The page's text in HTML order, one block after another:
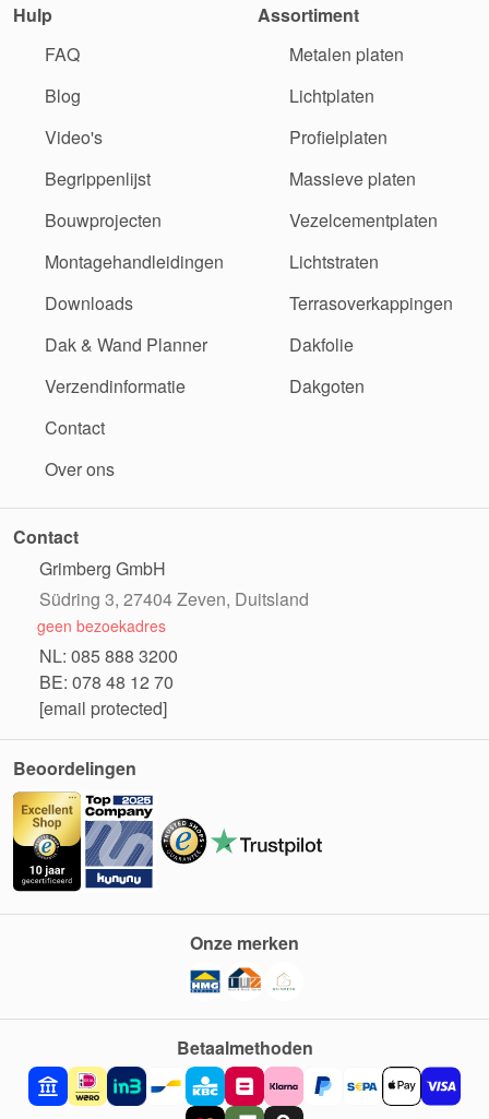
Hulp
FAQ
Blog
Video's
Begrippenlijst
Bouwprojecten
Montagehandleidingen
Downloads
Dak & Wand Planner
Verzendinformatie
Contact
Over ons
Assortiment
Metalen platen
Lichtplaten
Profielplaten
Massieve platen
Vezelcementplaten
Lichtstraten
Terrasoverkappingen
Dakfolie
Dakgoten
Contact
Grimberg GmbH
Südring 3, 27404 Zeven, Duitsland
geen bezoekadres
NL: 085 888 3200
BE: 078 48 12 70
[email protected]
Beoordelingen
Betaalmethoden
Onze merken